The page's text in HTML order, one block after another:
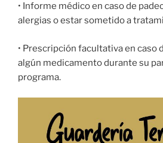
• Informe médico en caso de
alergias o estar sometido a
• Prescripción facultativa en caso
algún medicamento durante su
programa.